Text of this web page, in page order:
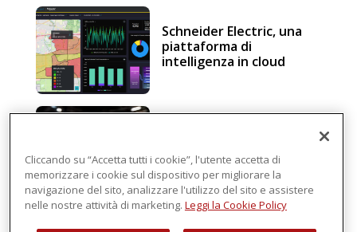
Schneider Electric, una
piattaforma di
intelligenza in cloud
Regolamento macchine
Cliccando su “Accetta tutti i cookie”, l'utente accetta di
memorizzare i cookie sul dispositivo per migliorare la
navigazione del sito, analizzare l'utilizzo del sito e assistere
nelle nostre attività di marketing. Leggi la Cookie Policy